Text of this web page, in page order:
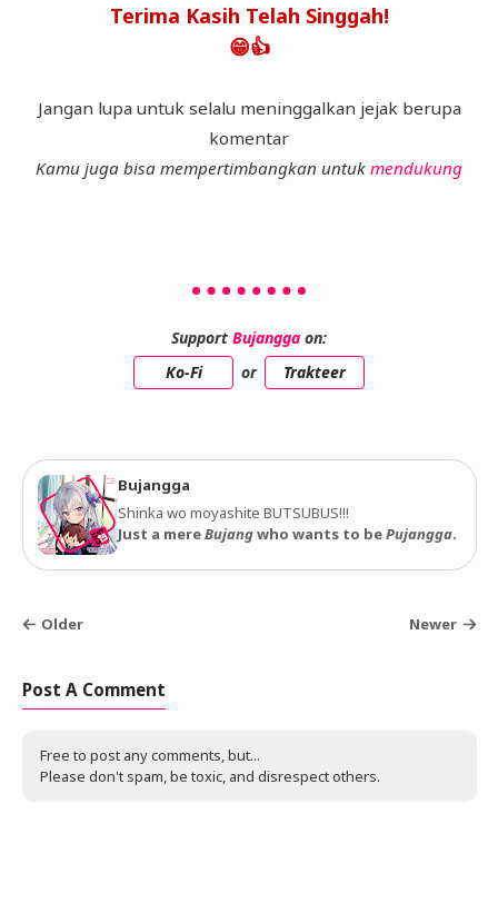
Terima Kasih Telah Singgah!
😁👍
Jangan lupa untuk selalu meninggalkan jejak berupa
komentar
Kamu juga bisa mempertimbangkan untuk mendukung
Support Bujangga on:
Ko-Fi
or Trakteer
Bujangga
Shinka wo moyashite BUTSUBUS!!!
Just a mereBujangwho wants to bePujangga.
Older Newer
Post A Comment
Free to post any comments, but...
Please don't spam, be toxic, and disrespect others.